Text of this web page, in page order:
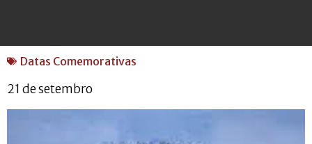
Datas Comemorativas
21 de setembro